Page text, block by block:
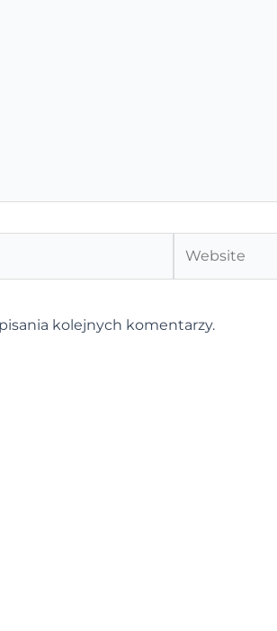
kolejnych komentarzy.